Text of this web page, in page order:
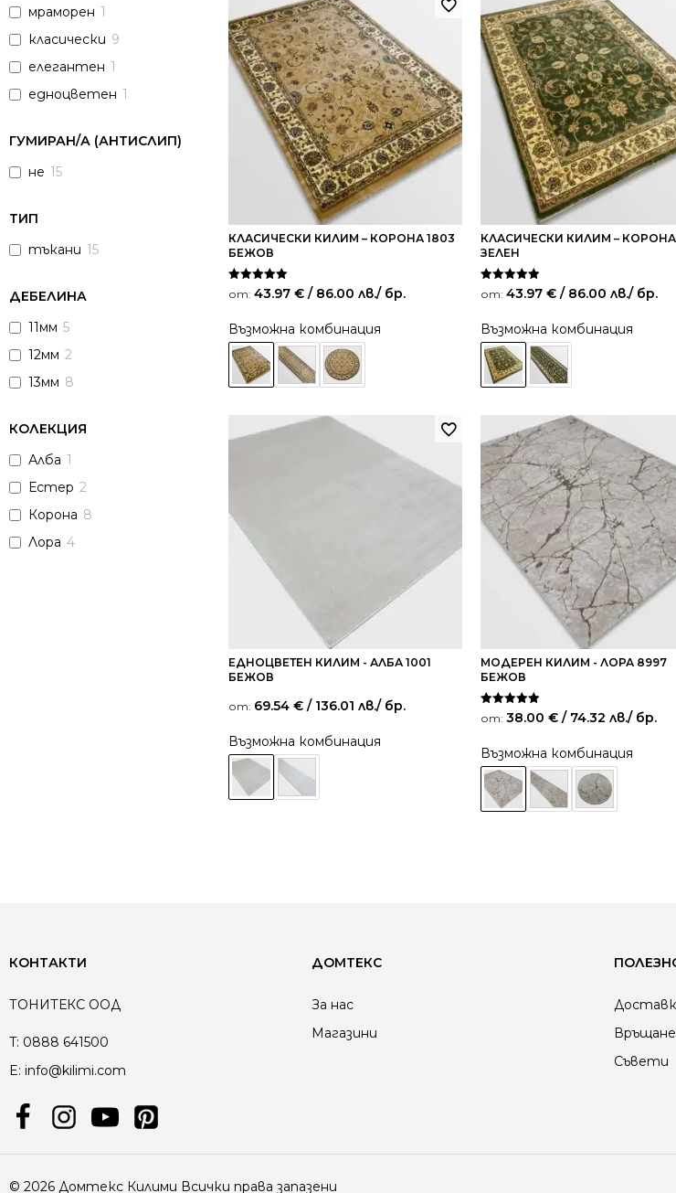
мраморен 1
класически 9
елегантен 1
едноцветен 1
ГУМИРАН/А (АНТИСЛИП)
не 15
ТИП
тъкани 15
ДЕБЕЛИНА
11мм 5
12мм 2
13мм 8
КОЛЕКЦИЯ
Алба 1
Естер 2
Корона 8
Лора 4
КЛАСИЧЕСКИ КИЛИМ – КОРОНА 1803
БЕЖОВ
Оценено на
5.00
от: 43.97 € / 86.00 лв./ бр.
Възможна комбинация
КЛАСИЧЕСКИ КИЛИМ – КОРОНА
ЗЕЛЕН
Оценено на
5.00
от: 43.97 € / 86.00 лв./ бр.
Възможна комбинация
ЕДНОЦВЕТЕН КИЛИМ - АЛБА 1001
БЕЖОВ
от: 69.54 € / 136.01 лв./ бр.
Възможна комбинация
МОДЕРЕН КИЛИМ - ЛОРА 8997
БЕЖОВ
Оценено на
5.00
от: 38.00 € / 74.32 лв./ бр.
Възможна комбинация
КОНТАКТИ
ТОНИТЕКС ООД
T: 0888 641500
E: info@kilimi.com
ДОМТЕКС
За нас
Магазини
Връщане
Съвети
© 2026 Домтекс Килими Всички права запазени